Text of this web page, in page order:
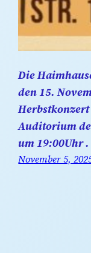
Die
den 15.
Auditorium
um 19:00Uhr
November 5,